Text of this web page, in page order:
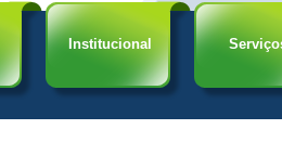
Institucional